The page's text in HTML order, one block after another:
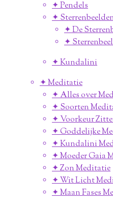
✦ Pendels
✦
✦ De
✦
✦ Kundalini
✦ Meditatie
✦ Alles over
✦ Soorten
✦ Voorkeur
✦ Goddelijke
✦ Kundalini
✦ Moeder Gaia
✦ Zon Meditatie
✦ Wit Licht
✦ Maan Fases